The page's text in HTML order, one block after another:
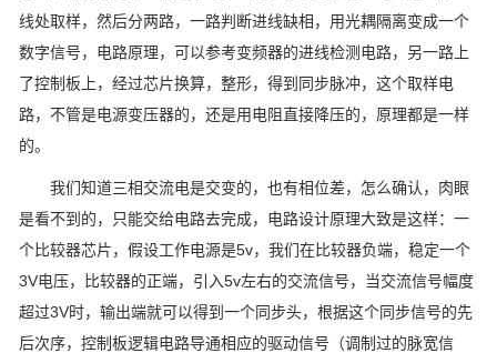
线处取样，然后分两路，一路判断进线缺相，用光耦隔离变成一个
数字信号，电路原理，可以参考变频器的进线检测电路，另一路上
了控制板上，经过芯片换算，整形，得到同步脉冲，这个取样电
路，不管是电源变压器的，还是用电阻直接降压的，原理都是一样
的。
我们知道三相交流电是交变的，也有相位差，怎么确认，肉眼
是看不到的，只能交给电路去完成，电路设计原理大致是这样：一
个比较器芯片，假设工作电源是5v，我们在比较器负端，稳定一个
3V电压，比较器的正端，引入5v左右的交流信号，当交流信号幅度
超过3V时，输出端就可以得到一个同步头，根据这个同步信号的先
后次序，控制板逻辑电路导通相应的驱动信号（调制过的脉宽信